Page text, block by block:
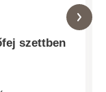
szettben